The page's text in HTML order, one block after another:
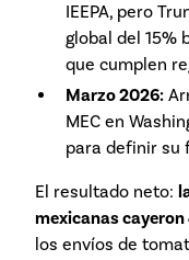
IEEPA, pero
global del 15%
que cumplen
Marzo 2026:
MEC en
para definir su
El resultado neto:
mexicanas
los envíos de